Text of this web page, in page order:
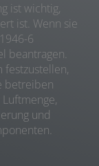
ist wichtig,
ist. Wenn sie
6
beantragen.
festzustellen,
betreiben
und